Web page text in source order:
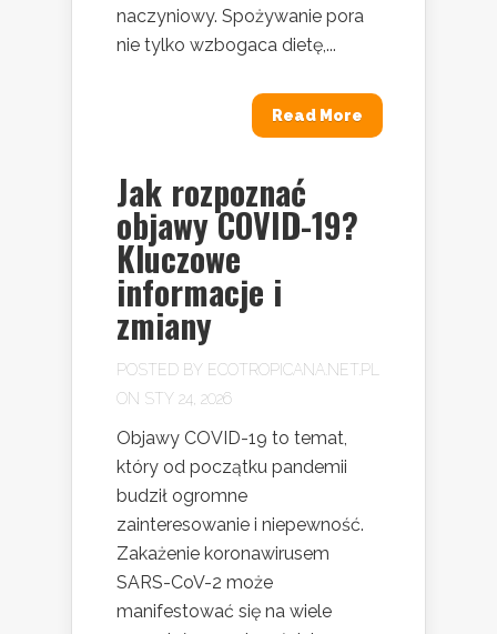
naczyniowy. Spożywanie pora
nie tylko wzbogaca dietę,...
Read More
Jak rozpoznać
objawy COVID-19?
Kluczowe
informacje i
zmiany
POSTED BY ECOTROPICANA.NET.PL
ON STY 24, 2026
Objawy COVID-19 to temat,
który od początku pandemii
budził ogromne
zainteresowanie i niepewność.
Zakażenie koronawirusem
SARS-CoV-2 może
manifestować się na wiele